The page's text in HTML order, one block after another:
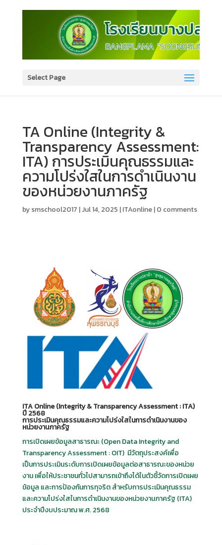
Select Page
TA Online (Integrity &
Transparency Assessment:
ITA) การประเมินคุณธรรมและ
ความโปร่งใสในการดำเนินงาน
ของหน่วยงานภาครัฐ
bysmschool2017 |Jul 14, 2025 |ITAonline|0 comments
ITA Online (Integrity & Transparency Assessment : ITA)
ปี 2568
การประเมินคุณธรรมและความโปร่งใสในการดำเนินงานของ
หน่วยงานภาครัฐ
การเปิดเผยข้อมูลสาธารณะ (Open Data Integrity and
Transparency Assessment : OIT) มีวัตถุประสงค์เพื่อ
เป็นการประเมินระดับการเปิดเผยข้อมูลต่อสาธารณะของหน่วย
งาน เพื่อให้ประชาชนทั่วไปสามารถเข้าถึงได้ในตัวชี้วัดการเปิดเผย
ข้อมูล และการป้องกันการทุจริต สำหรับการประเมินคุณธรรม
และความโปร่งใสในการดำเนินงานของหน่วยงานภาครัฐ (ITA)
ประจำปีงบประมาณ พ.ศ. 2568